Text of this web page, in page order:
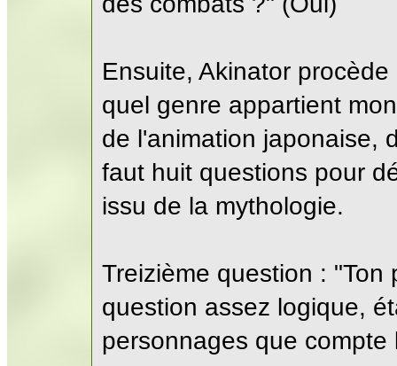
Ensuite, Akinator
quel genre appartient
de l'animation japonaise,
faut huit questions pour
issu de la mythologie.
Treizième question :
question assez logique,
personnages que